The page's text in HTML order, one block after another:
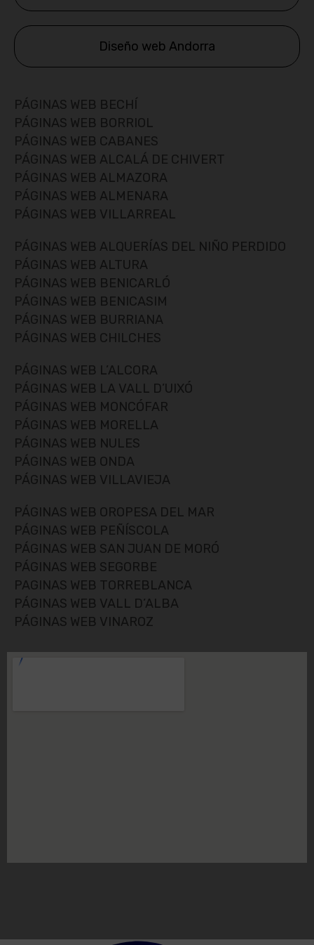
Diseño web Andorra
PÁGINAS WEB BECHÍ
PÁGINAS WEB BORRIOL
PÁGINAS WEB CABANES
PÁGINAS WEB ALCALÁ DE CHIVERT
PÁGINAS WEB ALMAZORA
PÁGINAS WEB ALMENARA
PÁGINAS WEB VILLARREAL
PÁGINAS WEB ALQUERÍAS DEL NIÑO PERDIDO
PÁGINAS WEB ALTURA
PÁGINAS WEB BENICARLÓ
PÁGINAS WEB BENICASIM
PÁGINAS WEB BURRIANA
PÁGINAS WEB CHILCHES
PÁGINAS WEB L’ALCORA
PÁGINAS WEB LA VALL D’UIXÓ
PÁGINAS WEB MONCÓFAR
PÁGINAS WEB MORELLA
PÁGINAS WEB NULES
PÁGINAS WEB ONDA
PÁGINAS WEB VILLAVIEJA
PÁGINAS WEB OROPESA DEL MAR
PÁGINAS WEB PEÑÍSCOLA
PÁGINAS WEB SAN JUAN DE MORÓ
PÁGINAS WEB SEGORBE
PAGINAS WEB TORREBLANCA
PÁGINAS WEB VALL D’ALBA
PÁGINAS WEB VINAROZ